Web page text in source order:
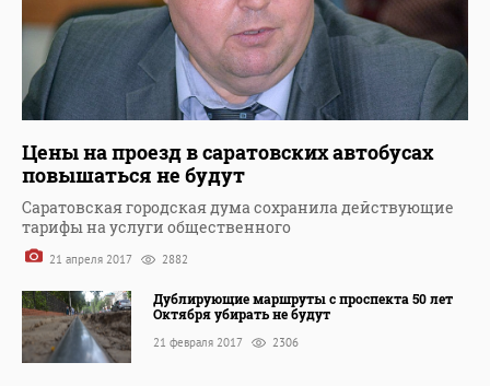
Цены на проезд в саратовских автобусах
повышаться не будут
Саратовская городская дума сохранила действующие
тарифы на услуги общественного
21 апреля 2017 2882
Дублирующие маршруты с проспекта 50 лет
Октября убирать не будут
21 февраля 2017 2306